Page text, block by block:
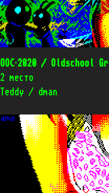
OOC’2020 / Oldschool
2 место
Teddy / dman